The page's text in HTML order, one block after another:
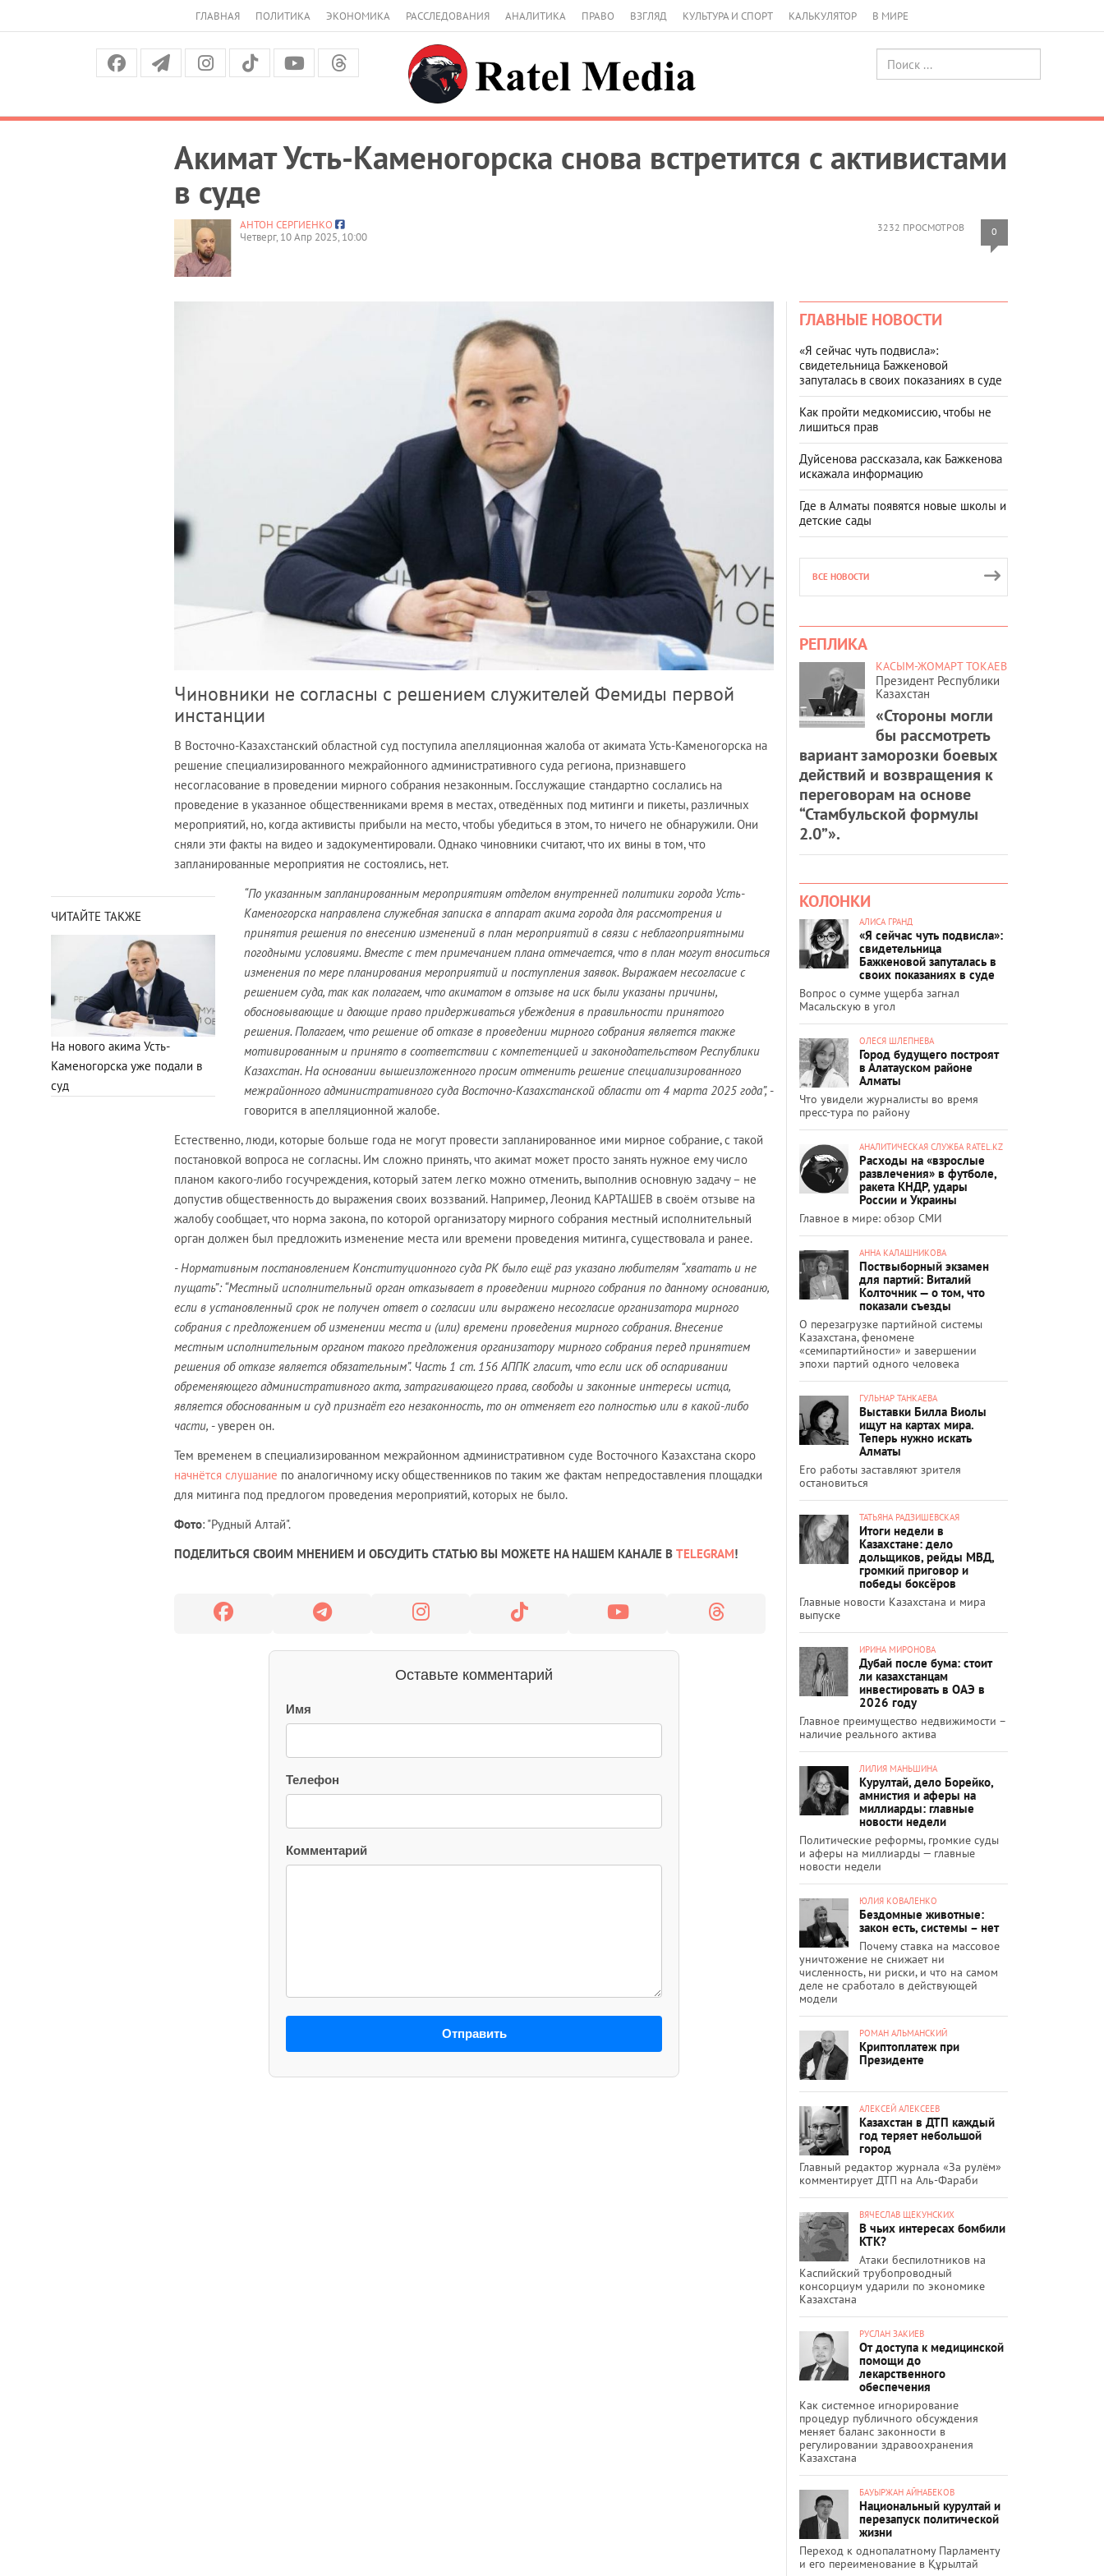
ГЛАВНАЯ ПОЛИТИКА ЭКОНОМИКА РАССЛЕДОВАНИЯ АНАЛИТИКА ПРАВО ВЗГЛЯД КУЛЬТУРА И СПОРТ КАЛЬКУЛЯТОР В МИРЕ
Акимат Усть-Каменогорска снова встретится с активистами
в суде
3232 ПРОСМОТРОВ 0
АНТОН СЕРГИЕНКО
Четверг, 10 Апр 2025, 10:00
Чиновники не согласны с решением служителей Фемиды первой
инстанции
В Восточно-Казахстанский областной суд поступила апелляционная жалоба от акимата Усть-Каменогорска на
решение специализированного межрайонного административного суда региона, признавшего
несогласование в проведении мирного собрания незаконным. Госслужащие стандартно сослались на
проведение в указанное общественниками время в местах, отведённых под митинги и пикеты, различных
мероприятий, но, когда активисты прибыли на место, чтобы убедиться в этом, то ничего не обнаружили. Они
сняли эти факты на видео и задокументировали. Однако чиновники считают, что их вины в том, что
запланированные мероприятия не состоялись, нет.
ЧИТАЙТЕ ТАКЖЕ
На нового акима Усть-
Каменогорска уже подали в
суд
“По указанным запланированным мероприятиям отделом внутренней политики города Усть-
Каменогорска направлена служебная записка в аппарат акима города для рассмотрения и
принятия решения по внесению изменений в план мероприятий в связи с неблагоприятными
погодными условиями. Вместе с тем примечанием плана отмечается, что в план могут вноситься
изменения по мере планирования мероприятий и поступления заявок. Выражаем несогласие с
решением суда, так как полагаем, что акиматом в отзыве на иск были указаны причины,
обосновывающие и дающие право придерживаться убеждения в правильности принятого
решения. Полагаем, что решение об отказе в проведении мирного собрания является также
мотивированным и принято в соответствии с компетенцией и законодательством Республики
Казахстан. На основании вышеизложенного просим отменить решение специализированного
межрайонного административного суда Восточно-Казахстанской области от 4 марта 2025 года”, -
говорится в апелляционной жалобе.
Естественно, люди, которые больше года не могут провести запланированное ими мирное собрание, с такой
постановкой вопроса не согласны. Им сложно принять, что акимат может просто занять нужное ему число
планом какого-либо госучреждения, который затем легко можно отменить, выполнив основную задачу – не
допустив общественность до выражения своих воззваний. Например, Леонид КАРТАШЕВ в своём отзыве на
жалобу сообщает, что норма закона, по которой организатору мирного собрания местный исполнительный
орган должен был предложить изменение места или времени проведения митинга, существовала и ранее.
- Нормативным постановлением Конституционного суда РК было ещё раз указано любителям “хватать и не
пущать”: “Местный исполнительный орган отказывает в проведении мирного собрания по данному основанию,
если в установленный срок не получен ответ о согласии или выражено несогласие организатора мирного
собрания с предложением об изменении места и (или) времени проведения мирного собрания. Внесение
местным исполнительным органом такого предложения организатору мирного собрания перед принятием
решения об отказе является обязательным”. Часть 1 ст. 156 АППК гласит, что если иск об оспаривании
обременяющего административного акта, затрагивающего права, свободы и законные интересы истца,
является обоснованным и суд признаёт его незаконность, то он отменяет его полностью или в какой-либо
части, - уверен он.
Тем временем в специализированном межрайонном административном суде Восточного Казахстана скоро
начнётся слушание по аналогичному иску общественников по таким же фактам непредоставления площадки
для митинга под предлогом проведения мероприятий, которых не было.
Фото: "Рудный Алтай".
ПОДЕЛИТЬСЯ СВОИМ МНЕНИЕМ И ОБСУДИТЬ СТАТЬЮ ВЫ МОЖЕТЕ НА НАШЕМ КАНАЛЕ В TELEGRAM!
Оставьте комментарий
Имя
Телефон
Комментарий
Отправить
ГЛАВНЫЕ НОВОСТИ
«Я сейчас чуть подвисла»:
свидетельница Бажкеновой
запуталась в своих показаниях в суде
Как пройти медкомиссию, чтобы не
лишиться прав
Дуйсенова рассказала, как Бажкенова
искажала информацию
Где в Алматы появятся новые школы и
детские сады
ВСЕ НОВОСТИ
РЕПЛИКА
КАСЫМ-ЖОМАРТ ТОКАЕВ
Президент Республики
Казахстан
«Стороны могли
бы рассмотреть
вариант заморозки боевых
действий и возвращения к
переговорам на основе
“Стамбульской формулы
2.0”».
КОЛОНКИ
АЛИСА ГРАНД
«Я сейчас чуть подвисла»:
свидетельница
Бажкеновой запуталась в
своих показаниях в суде
Вопрос о сумме ущерба загнал
Масальскую в угол
ОЛЕСЯ ШЛЕПНЕВА
Город будущего построят
в Алатауском районе
Алматы
Что увидели журналисты во время
пресс-тура по району
АНАЛИТИЧЕСКАЯ СЛУЖБА RATEL.KZ
Расходы на «взрослые
развлечения» в футболе,
ракета КНДР, удары
России и Украины
Главное в мире: обзор СМИ
АННА КАЛАШНИКОВА
Поствыборный экзамен
для партий: Виталий
Колточник — о том, что
показали съезды
О перезагрузке партийной системы
Казахстана, феномене
«семипартийности» и завершении
эпохи партий одного человека
ГУЛЬНАР ТАНКАЕВА
Выставки Билла Виолы
ищут на картах мира.
Теперь нужно искать
Алматы
Его работы заставляют зрителя
остановиться
ТАТЬЯНА РАДЗИШЕВСКАЯ
Итоги недели в
Казахстане: дело
дольщиков, рейды МВД,
громкий приговор и
победы боксёров
Главные новости Казахстана и мира
выпуске
ИРИНА МИРОНОВА
Дубай после бума: стоит
ли казахстанцам
инвестировать в ОАЭ в
2026 году
Главное преимущество недвижимости –
наличие реального актива
ЛИЛИЯ МАНЬШИНА
Курултай, дело Борейко,
амнистия и аферы на
миллиарды: главные
новости недели
Политические реформы, громкие суды
и аферы на миллиарды — главные
новости недели
ЮЛИЯ КОВАЛЕНКО
Бездомные животные:
закон есть, системы – нет
Почему ставка на массовое
уничтожение не снижает ни
численность, ни риски, и что на самом
деле не сработало в действующей
модели
РОМАН АЛЬМАНСКИЙ
Криптоплатеж при
Президенте
АЛЕКСЕЙ АЛЕКСЕЕВ
Казахстан в ДТП каждый
год теряет небольшой
город
Главный редактор журнала «За рулём»
комментирует ДТП на Аль-Фараби
ВЯЧЕСЛАВ ЩЕКУНСКИХ
В чьих интересах бомбили
КТК?
Атаки беспилотников на
Каспийский трубопроводный
консорциум ударили по экономике
Казахстана
РУСЛАН ЗАКИЕВ
От доступа к медицинской
помощи до
лекарственного
обеспечения
Как системное игнорирование
процедур публичного обсуждения
меняет баланс законности в
регулировании здравоохранения
Казахстана
БАУЫРЖАН АЙНАБЕКОВ
Национальный курултай и
перезапуск политической
жизни
Переход к однопалатному Парламенту
и его переименование в Құрылтай